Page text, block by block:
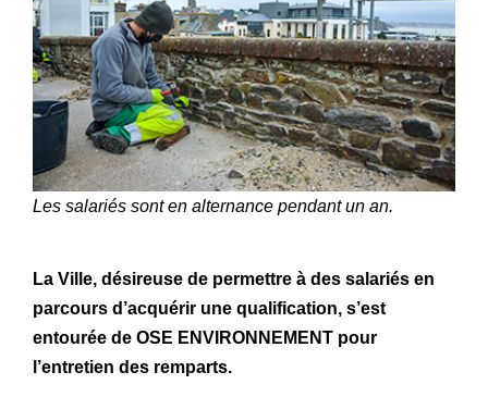
Les salariés sont en alternance pendant un an.
La Ville, désireuse de permettre à des salariés en
parcours d’acquérir une qualification, s’est
entourée de OSE ENVIRONNEMENT pour
l’entretien des remparts.